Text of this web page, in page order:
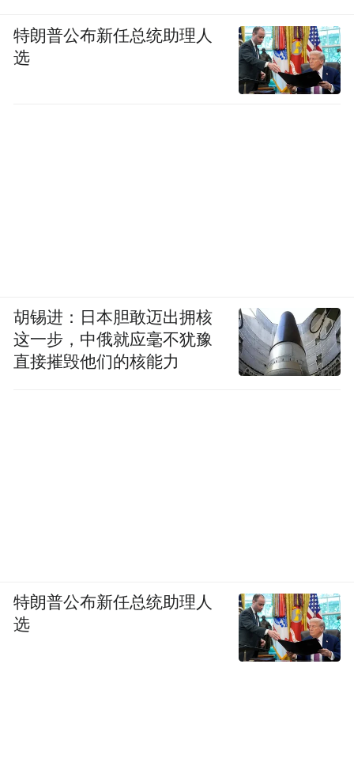
特朗普公布新任总统助理人
选
胡锡进：日本胆敢迈出拥核
这一步，中俄就应毫不犹豫
直接摧毁他们的核能力
特朗普公布新任总统助理人
选